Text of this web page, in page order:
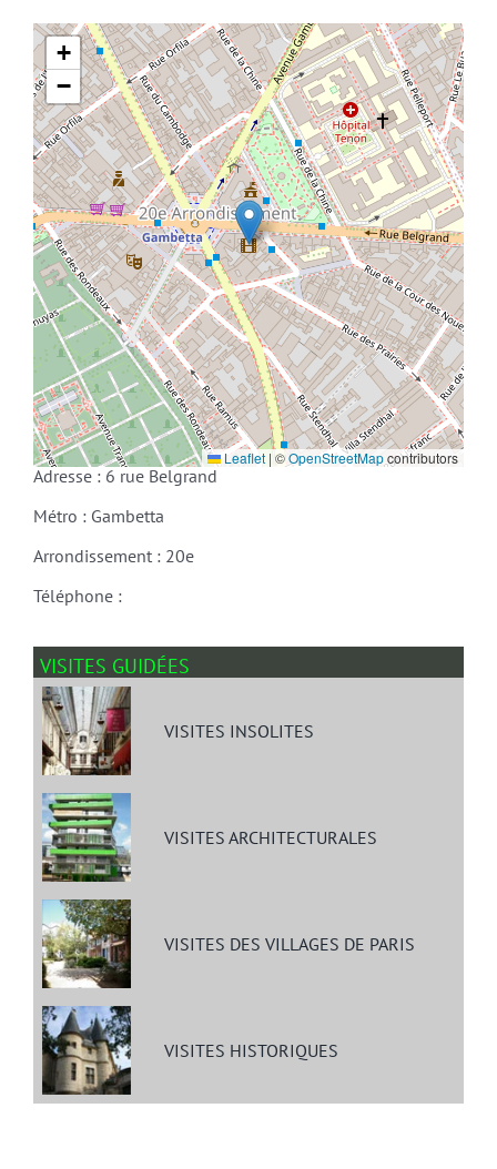
+
−
Leaflet | ©OpenStreetMapcontributors
Adresse : 6 rue Belgrand
Métro : Gambetta
Arrondissement : 20e
Téléphone :
VISITES GUIDÉES
VISITES INSOLITES
VISITES ARCHITECTURALES
VISITES DES VILLAGES DE PARIS
VISITES HISTORIQUES